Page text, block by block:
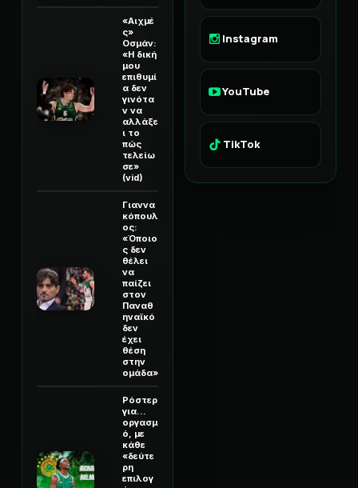
«Αιχμέ
ς»
Οσμάν:
«Η δική
μου
επιθυμί
α δεν
γινότα
ν να
αλλάξε
ι το
πώς
τελείω
σε»
(vid)
Γιαννα
κόπουλ
ος:
«Όποιο
ς δεν
θέλει
να
παίζει
στον
Παναθ
ηναϊκό
δεν
έχει
θέση
στην
ομάδα»
Ρόστερ
για...
οργασμ
ό, με
κάθε
«δεύτε
ρη
επιλογ
Instagram
YouTube
TikTok